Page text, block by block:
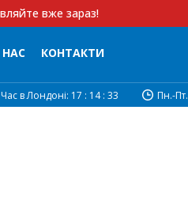
вже зараз!
КОНТАКТИ
Час в Лондоні: 17 : 14 : 33 Пн.-